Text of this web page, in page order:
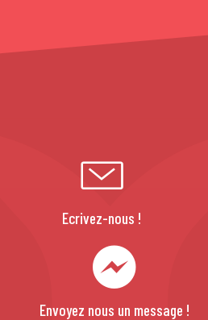
Ecrivez-nous !
Envoyez nous un message !